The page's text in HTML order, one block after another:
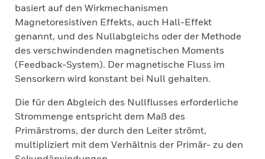
basiert auf den Wirkmechanismen
Magnetoresistiven Effekts, auch Hall-Effekt
genannt, und des Nullabgleichs oder der Methode
des verschwindenden magnetischen Moments
(Feedback-System). Der magnetische Fluss im
Sensorkern wird konstant bei Null gehalten.
Die für den Abgleich des Nullflusses erforderliche
Strommenge entspricht dem Maß des
Primärstroms, der durch den Leiter strömt,
multipliziert mit dem Verhältnis der Primär- zu den